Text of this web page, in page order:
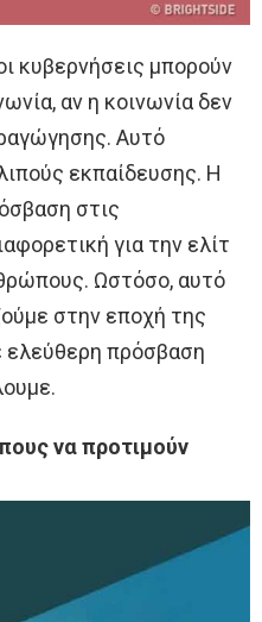
κυβερνήσεις μπορούν
αν η κοινωνία δεν
Αυτό
εκπαίδευσης. Η
στις
για την ελίτ
Ωστόσο, αυτό
στην εποχή της
ελεύθερη πρόσβαση
να προτιμούν